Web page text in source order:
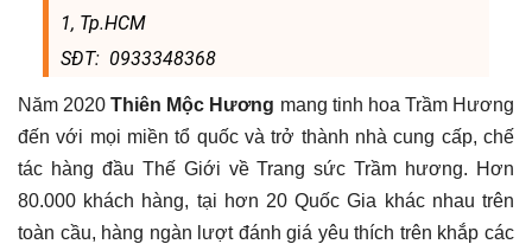
1, Tp.HCM
SĐT: 0933348368
Năm 2020Thiên Mộc Hương mang tinh hoa Trầm Hương
đến với mọi miền tổ quốc và trở thành nhà cung cấp, chế
tác hàng đầu Thế Giới về Trang sức Trầm hương. Hơn
80.000 khách hàng, tại hơn 20 Quốc Gia khác nhau trên
toàn cầu, hàng ngàn lượt đánh giá yêu thích trên khắp các